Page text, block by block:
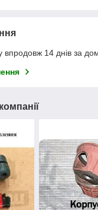
впродовж 14 днів за